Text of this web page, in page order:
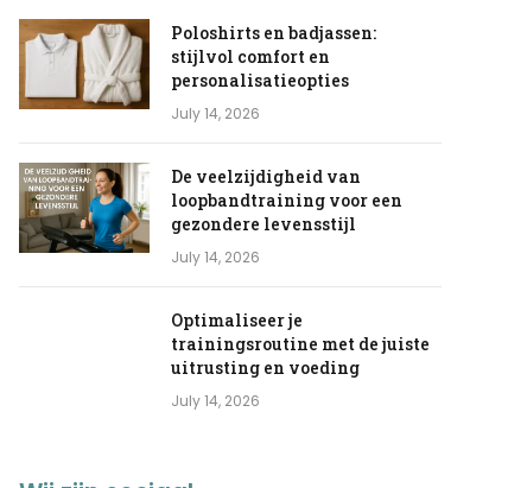
Poloshirts en badjassen:
stijlvol comfort en
personalisatieopties
July 14, 2026
De veelzijdigheid van
loopbandtraining voor een
gezondere levensstijl
July 14, 2026
Optimaliseer je
trainingsroutine met de juiste
uitrusting en voeding
July 14, 2026